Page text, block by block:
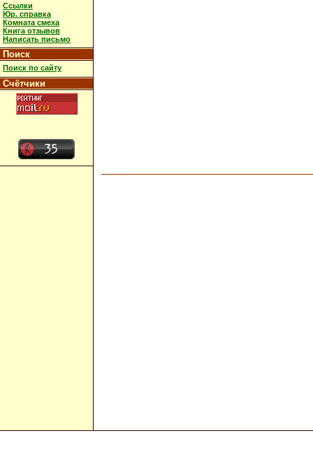
Ссылки
Юр. справка
Комната смеха
Книга отзывов
Написать письмо
Поиск
Поиск по сайту
Счётчики